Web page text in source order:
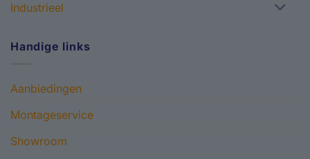
Industrieel
Handige links
Aanbiedingen
Montageservice
Showroom